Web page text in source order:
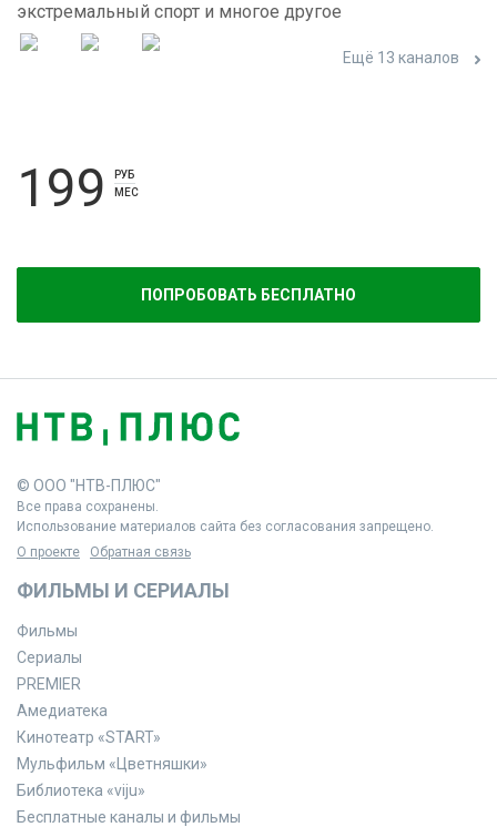
экстремальный спорт и многое другое
Ещё 13 каналов
199
РУБ
МЕС
ПОПРОБОВАТЬ БЕСПЛАТНО
© ООО "НТВ-ПЛЮС"
Все права сохранены.
Использование материалов сайта без согласования запрещено.
О проекте
Обратная связь
ФИЛЬМЫ И СЕРИАЛЫ
Фильмы
Сериалы
PREMIER
Амедиатека
Кинотеатр «START»
Мульфильм «Цветняшки»
Библиотека «viju»
Бесплатные каналы и фильмы